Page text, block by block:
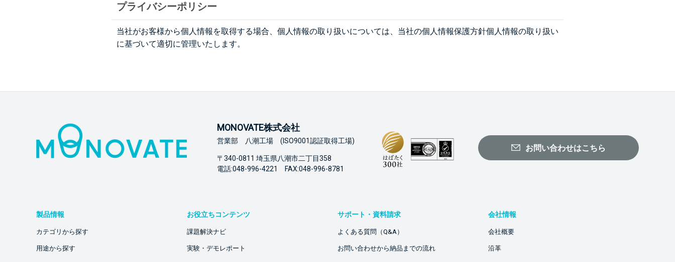
プライバシーポリシー
当社がお客様から個人情報を取得する場合、個人情報の取り扱いについては、当社の個人情報保護方針個人情報の取り扱い
に基づいて適切に管理いたします。
MONOVATE株式会社
営業部 八潮工場 (ISO9001認証取得工場)
〒340-0811 埼玉県八潮市二丁目358
電話:048-996-4221 FAX:048-996-8781
お問い合わせはこちら
製品情報
カテゴリから探す
用途から探す
お役立ちコンテンツ
課題解決ナビ
実験・デモレポート
サポート・資料請求
よくある質問（Q&A）
お問い合わせから納品までの流れ
会社情報
会社概要
沿革